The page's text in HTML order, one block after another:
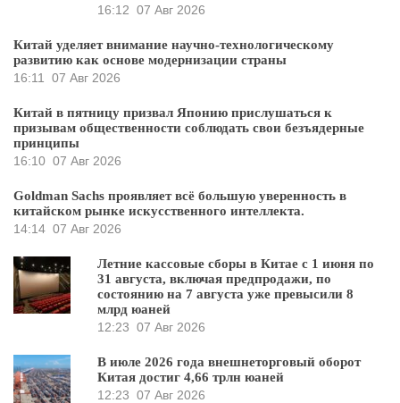
16:12 07 Авг 2026
Китай уделяет внимание научно-технологическому
развитию как основе модернизации страны
16:11
07 Авг 2026
Китай в пятницу призвал Японию прислушаться к
призывам общественности соблюдать свои безъядерные
принципы
16:10 07 Авг 2026
Goldman Sachs проявляет всё большую уверенность в
китайском рынке искусственного интеллекта.
14:14 07 Авг 2026
Летние кассовые сборы в Китае с 1 июня по
31 августа, включая предпродажи, по
состоянию на 7 августа уже превысили 8
млрд юаней
12:23 07 Авг 2026
В июле 2026 года внешнеторговый оборот
Китая достиг 4,66 трлн юаней
12:23 07 Авг 2026